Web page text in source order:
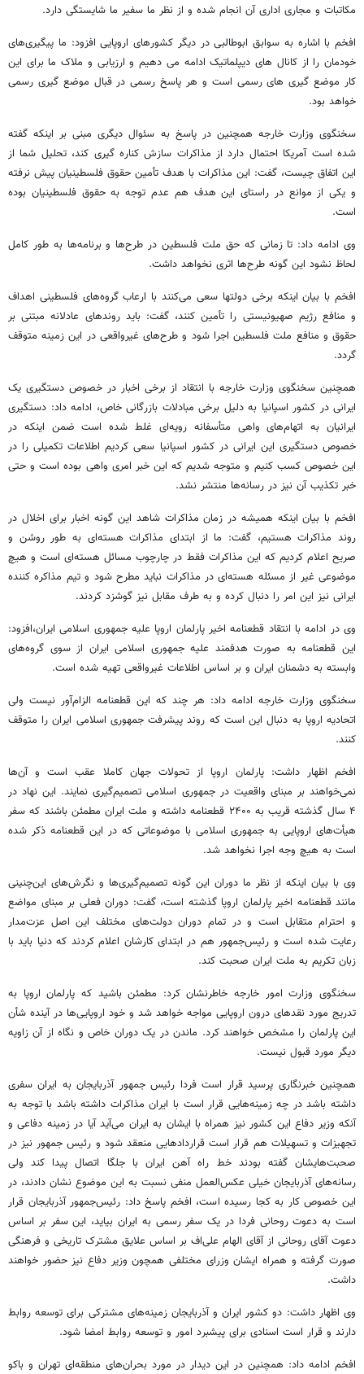
مکاتبات و مجاری اداری آن انجام شده و از نظر ما سفیر ما شایستگی دارد.
افخم با اشاره به سوابق ابوطالبی در دیگر کشورهای اروپایی افزود: ما پیگیری‌های
خودمان را از کانال های دیپلماتیک ادامه می دهیم و ارزیابی و ملاک ما برای این
کار موضع گیری های رسمی است و هر پاسخ رسمی در قبال موضع گیری رسمی
خواهد بود.
سخنگوی وزارت خارجه همچنین در پاسخ به سئوال دیگری مبنی بر اینکه گفته
شده است آمریکا احتمال دارد از مذاکرات سازش کناره گیری کند، تحلیل شما از
این اتفاق چیست، گفت: این مذاکرات با هدف تأمین حقوق فلسطینیان پیش نرفته
و یکی از موانع در راستای این هدف هم عدم توجه به حقوق فلسطینیان بوده
است.
وی ادامه داد: تا زمانی که حق ملت فلسطین در طرح‌ها و برنامه‌ها به طور کامل
لحاظ نشود این گونه طرح‌ها اثری نخواهد داشت.
افخم با بیان اینکه برخی دولتها سعی می‌کنند با ارعاب گروه‌های فلسطینی اهداف
و منافع رژیم صهیونیستی را تأمین کنند، گفت: باید روندهای عادلانه مبتنی بر
حقوق و منافع ملت فلسطین اجرا شود و طرح‌های غیرواقعی در این زمینه متوقف
گردد.
همچنین سخنگوی وزارت خارجه با انتقاد از برخی اخبار در خصوص دستگیری یک
ایرانی در کشور اسپانیا به دلیل برخی مبادلات بازرگانی خاص، ادامه داد: دستگیری
ایرانیان به اتهام‌های واهی متأسفانه رویه‌ای غلط شده است ضمن اینکه در
خصوص دستگیری این ایرانی در کشور اسپانیا سعی کردیم اطلاعات تکمیلی را در
این خصوص کسب کنیم و متوجه شدیم که این خبر امری واهی بوده است و حتی
خبر تکذیب آن نیز در رسانه‌ها منتشر نشد.
افخم با بیان اینکه همیشه در زمان مذاکرات شاهد این گونه اخبار برای اخلال در
روند مذاکرات هستیم، گفت: ما از ابتدای مذاکرات هسته‌ای به طور روشن و
صریح اعلام کردیم که این مذاکرات فقط در چارچوب مسائل هسته‌ای است و هیچ
موضوعی غیر از مسئله هسته‌ای در مذاکرات نباید مطرح شود و تیم مذاکره کننده
ایرانی نیز این امر را دنبال کرده و به طرف مقابل نیز گوشزد کردند.
وی در ادامه با انتقاد قطعنامه اخیر پارلمان اروپا علیه جمهوری اسلامی ایران،افزود:
این قطعنامه به صورت هدفمند علیه جمهوری اسلامی ایران از سوی گروه‌های
وابسته به دشمنان ایران و بر اساس اطلاعات غیرواقعی تهیه شده است.
سخنگوی وزارت خارجه ادامه داد: هر چند که این قطعنامه الزام‌آور نیست ولی
اتحادیه اروپا به دنبال این است که روند پیشرفت جمهوری اسلامی ایران را متوقف
کنند.
افخم اظهار داشت: پارلمان اروپا از تحولات جهان کاملا عقب است و آن‌ها
نمی‌خواهند بر مبنای واقعیت در جمهوری اسلامی تصمیم‌گیری نمایند. این نهاد در
۴ سال گذشته قریب به ۲۴۰۰ قطعنامه داشته و ملت ایران مطمئن باشند که سفر
هیأت‌های اروپایی به جمهوری اسلامی با موضوعاتی که در این قطعنامه ذکر شده
است به هیچ وجه اجرا نخواهد شد.
وی با بیان اینکه از نظر ما دوران این گونه تصمیم‌گیری‌ها و نگرش‌های این‌چنینی
مانند قطعنامه اخیر پارلمان اروپا گذشته است، گفت: دوران فعلی بر مبنای مواضع
و احترام متقابل است و در تمام دوران دولت‌های مختلف این اصل عزت‌مدار
رعایت شده است و رئیس‌جمهور هم در ابتدای کارشان اعلام کردند که دنیا باید با
زبان تکریم به ملت ایران صحبت کند.
سخنگوی وزارت امور خارجه خاطرنشان کرد: مطمئن باشید که پارلمان اروپا به
تدریج مورد نقدهای درون اروپایی مواجه خواهد شد و خود اروپایی‌ها در آینده شأن
این پارلمان را مشخص خواهند کرد. ماندن در یک دوران خاص و نگاه از آن زاویه
دیگر مورد قبول نیست.
همچنین خبرنگاری پرسید قرار است فردا رئیس جمهور آذربایجان به ایران سفری
داشته باشد در چه زمینه‌هایی قرار است با ایران مذاکرات داشته باشد با توجه به
آنکه وزیر دفاع این کشور نیز همراه با ایشان به ایران می‌آید آیا در زمینه دفاعی و
تجهیزات و تسهیلات هم قرار است قراردادهایی منعقد شود و رئیس جمهور نیز در
صحبت‌هایشان گفته بودند خط راه آهن ایران با جلگا اتصال پیدا کند ولی
رسانه‌های آذربایجان خیلی عکس‌العمل منفی نسبت به این موضوع نشان دادند، در
این خصوص کار به کجا رسیده است، افخم پاسخ داد: رئیس‌جمهور آذربایجان قرار
است به دعوت روحانی فردا در یک سفر رسمی به ایران بیاید، این سفر بر اساس
دعوت آقای روحانی از آقای الهام علی‌اف بر اساس علایق مشترک تاریخی و فرهنگی
صورت گرفته و همراه ایشان وزرای مختلفی همچون وزیر دفاع نیز حضور خواهند
داشت.
وی اظهار داشت: دو کشور ایران و آذربایجان زمینه‌های مشترکی برای توسعه روابط
دارند و قرار است اسنادی برای پیشبرد امور و توسعه روابط امضا شود.
افخم ادامه داد: همچنین در این دیدار در مورد بحران‌های منطقه‌ای تهران و باکو